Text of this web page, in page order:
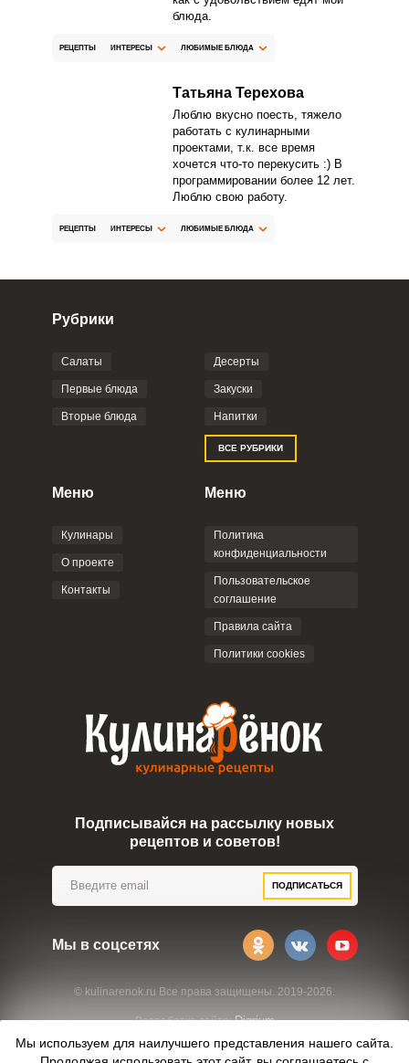
блюда.
РЕЦЕПТЫ ИНТЕРЕСЫ ЛЮБИМЫЕ БЛЮДА
Татьяна Терехова
Люблю вкусно поесть, тяжело
работать с кулинарными
проектами, т.к. все время
хочется что-то перекусить :) В
программировании более 12 лет.
Люблю свою работу.
РЕЦЕПТЫ ИНТЕРЕСЫ ЛЮБИМЫЕ БЛЮДА
© kulinarenok.ru Все права защищены. 2019-2026.
Разработка сайта:Digrium
Рубрики
Салаты
Первые блюда
Вторые блюда
Десерты
Закуски
Напитки
ВСЕ РУБРИКИ
Меню
Кулинары
О проекте
Контакты
Меню
Политика
конфиденциальности
Пользовательское
соглашение
Правила сайта
Политики cookies
Подписывайся на рассылку новых
рецептов и советов!
ПОДПИСАТЬСЯ
Мы в соцсетях
Мы используем для наилучшего представления нашего сайта.